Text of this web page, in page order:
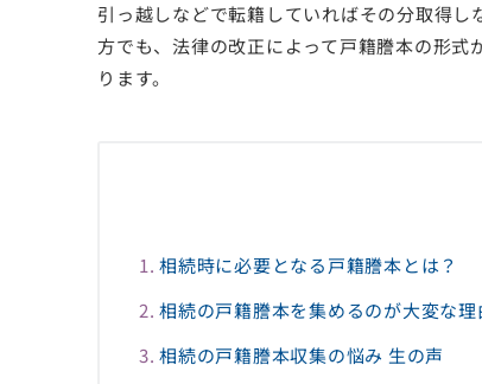
引っ越しなどで転籍していればその分取得
方でも、法律の改正によって戸籍謄本の形式
ります。
相続時に必要となる戸籍謄本とは？
相続の戸籍謄本を集めるのが大変な理
相続の戸籍謄本収集の悩み 生の声